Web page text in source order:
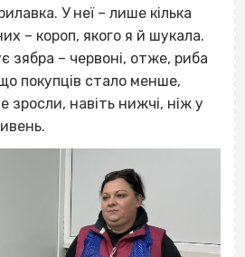
У неї – лише кілька
– короп, якого я й шукала.
зябра – червоні, отже, риба
покупців стало менше,
зросли, навіть нижчі, ніж у